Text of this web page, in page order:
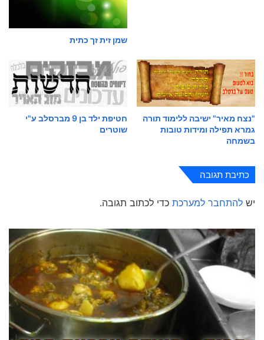
שמן זית זך כתית
"נצח מאיר" ישיבה ללימוד תורה
גמרא תפילה ומידות טובות
בשמחה
חטיפת ילד בן 9 מברסלב ע"י
שוטרים
כתיבת תגובה
יש להתחבר למערכת כדי לכתוב תגובה.